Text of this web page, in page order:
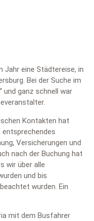
Jahr eine Städtereise, in
Bei der Suche im
und ganz schnell war
Kontakten hat
entsprechendes
Versicherungen und
nach der Buchung hat
wir über alle
und bis
wurden. Ein
mit dem Busfahrer